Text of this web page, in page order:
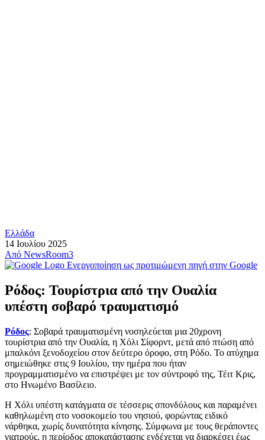
Ελλάδα
14 Ιουλίου 2025
Από NewsRoom3
Ενεργοποίηση ως προτιμώμενη πηγή στην Google
Ρόδος: Τουρίστρια από την Ουαλία
υπέστη σοβαρό τραυματισμό
Ρόδος: Σοβαρά τραυματισμένη νοσηλεύεται μια 20χρονη
τουρίστρια από την Ουαλία, η Χόλι Σίφορντ, μετά από πτώση από
μπαλκόνι ξενοδοχείου στον δεύτερο όροφο, στη Ρόδο. Το ατύχημα
σημειώθηκε στις 9 Ιουλίου, την ημέρα που ήταν
προγραμματισμένο να επιστρέψει με τον σύντροφό της, Τέιτ Κρις,
στο Ηνωμένο Βασίλειο.
Η Χόλι υπέστη κατάγματα σε τέσσερις σπονδύλους και παραμένει
καθηλωμένη στο νοσοκομείο του νησιού, φορώντας ειδικό
νάρθηκα, χωρίς δυνατότητα κίνησης. Σύμφωνα με τους θεράποντες
γιατρούς, η περίοδος αποκατάστασης ενδέχεται να διαρκέσει έως